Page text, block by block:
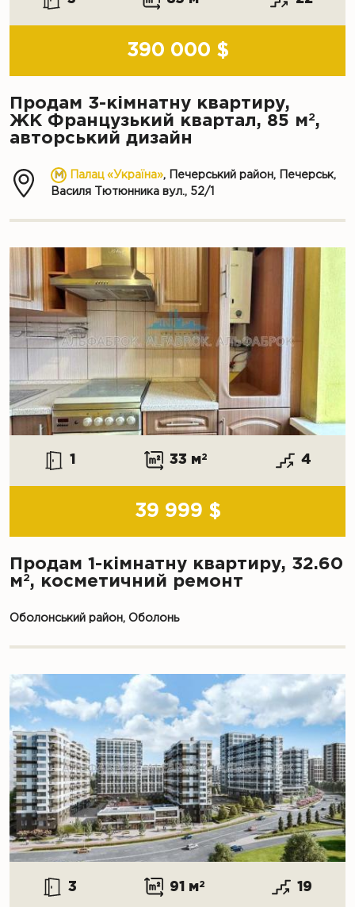
390 000 $
Продам 3-кімнатну квартиру,
ЖК Французький квартал, 85 м2,
авторський дизайн
Палац «Україна», Печерський район, Печерськ,
Василя Тютюнника вул., 52/1
1 33 м2 4
39 999 $
Продам 1-кімнатну квартиру, 32.60
м2, косметичний ремонт
Оболонський район, Оболонь
3 91 м2 19